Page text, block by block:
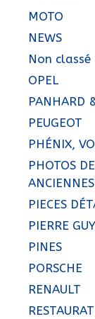
MOTO
NEWS
Non classé
OPEL
PANHARD
PEUGEOT
PHÉNIX,
PHOTOS
ANCIENNES
PIECES
PIERRE GUY
PINES
PORSCHE
RENAULT